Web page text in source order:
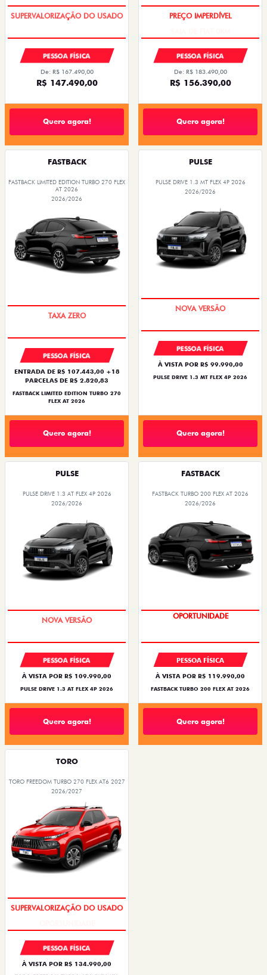
COM USADO NA TROCA
PESSOA FÍSICA
De: R$ 167.490,00
R$ 147.490,00
Quero agora!
SAIA DE FIAT 0KM
PESSOA FÍSICA
De: R$ 183.490,00
R$ 156.390,00
Quero agora!
FASTBACK
FASTBACK LIMITED EDITION TURBO 270 FLEX
AT 2026
2026/2026
PREÇO IMPERDÍVEL
PESSOA FÍSICA
ENTRADA DE R$ 107.443,00 +18
PARCELAS DE R$ 2.820,83
FASTBACK LIMITED EDITION TURBO 270
FLEX AT 2026
Quero agora!
PULSE
PULSE DRIVE 1.3 MT FLEX 4P 2026
2026/2026
PREÇO IMPERDÍVEL
PESSOA FÍSICA
À VISTA POR R$ 99.990,00
PULSE DRIVE 1.3 MT FLEX 4P 2026
Quero agora!
PULSE
PULSE DRIVE 1.3 AT FLEX 4P 2026
2026/2026
PREÇO IMPERDÍVEL
PESSOA FÍSICA
À VISTA POR R$ 109.990,00
PULSE DRIVE 1.3 AT FLEX 4P 2026
Quero agora!
FASTBACK
FASTBACK TURBO 200 FLEX AT 2026
2026/2026
OPORTUNIDADE
PESSOA FÍSICA
À VISTA POR R$ 119.990,00
FASTBACK TURBO 200 FLEX AT 2026
Quero agora!
TORO
TORO FREEDOM TURBO 270 FLEX AT6 2027
2026/2027
OPORTUNIDADE
PESSOA FÍSICA
À VISTA POR R$ 134.990,00